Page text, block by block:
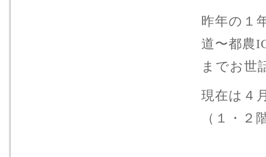
昨年の１
道〜都農
までお世
現在は４
（１・